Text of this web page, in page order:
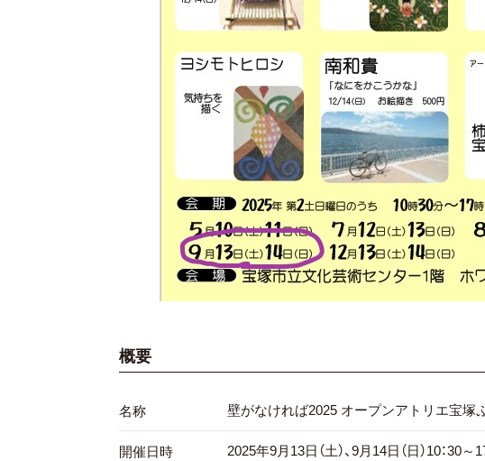
概要
名称 壁がなければ2025 オープンアトリエ宝塚
開催日時 2025年9月13日（土）、9月14日（日）10：30～